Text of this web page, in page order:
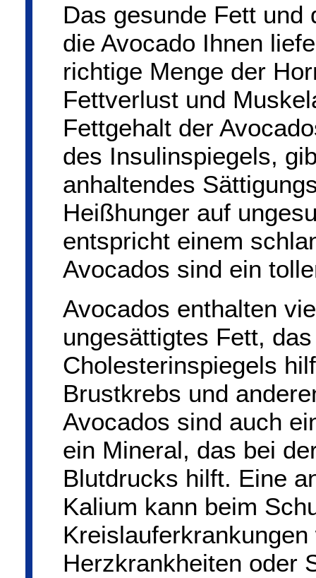
Das gesunde Fett und
die Avocado Ihnen
richtige Menge der
Fettverlust und
Fettgehalt der
des Insulinspiegels,
anhaltendes
Heißhunger auf
entspricht einem
Avocados sind ein
Avocados enthalten
ungesättigtes Fett,
Cholesterinspiegels
Brustkrebs und
Avocados sind auch
ein Mineral, das bei
Blutdrucks hilft. Eine
Kalium kann beim
Herzkrankheiten oder